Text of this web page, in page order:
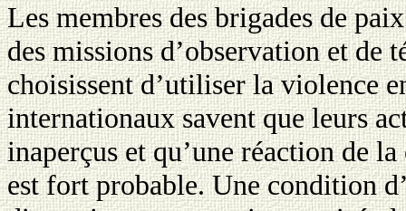
Les membres des brigades de
des missions d’observation et de
choisissent d’utiliser la violence
internationaux savent que leurs
inaperçus et qu’une réaction de
est fort probable. Une condition